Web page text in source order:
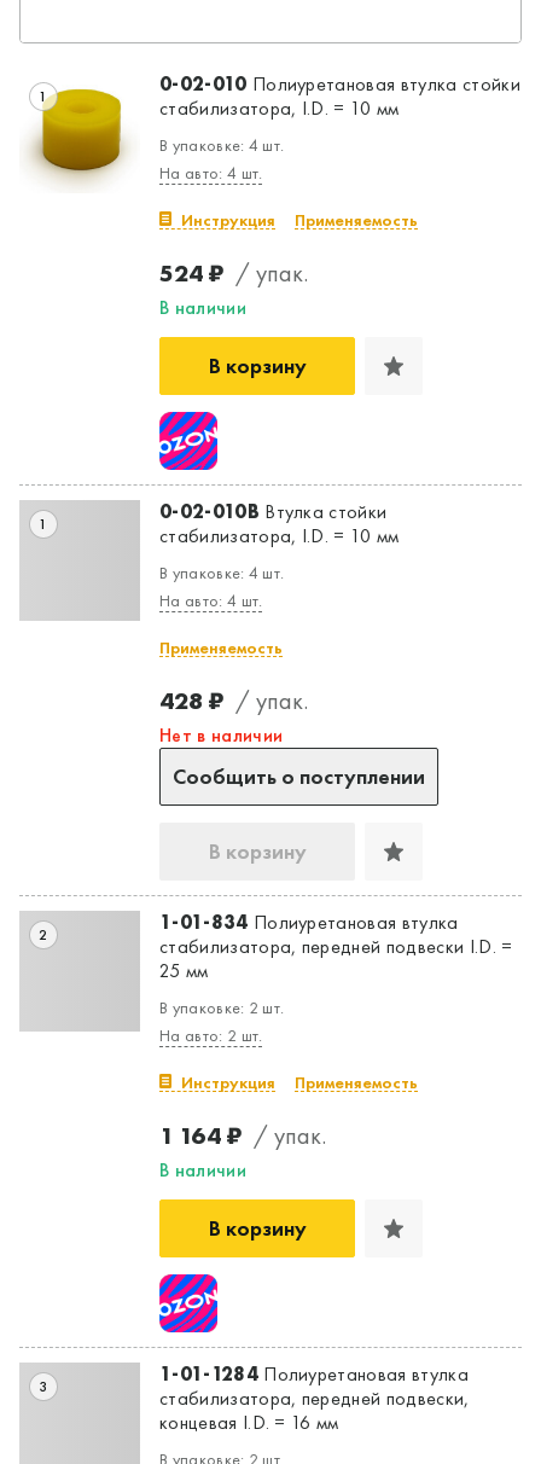
Да, верно Нет, выбрать другой
1 0-02-010 Полиуретановая втулка стойки
стабилизатора, I.D. = 10 мм
В упаковке: 4 шт.
На авто: 4 шт.
Инструкция Применяемость
524 ₽ / упак.
В наличии
В корзину
1 0-02-010B Втулка стойки
стабилизатора, I.D. = 10 мм
В упаковке: 4 шт.
На авто: 4 шт.
Применяемость
428 ₽ / упак.
Нет в наличии
Сообщить о поступлении
В корзину
2 1-01-834 Полиуретановая втулка
стабилизатора, передней подвески I.D. =
25 мм
В упаковке: 2 шт.
На авто: 2 шт.
Инструкция Применяемость
1 164 ₽ / упак.
В наличии
В корзину
3 1-01-1284Полиуретановая втулка
стабилизатора, передней подвески,
концевая I.D. = 16 мм
В упаковке: 2 шт.